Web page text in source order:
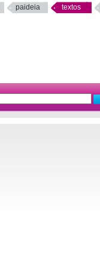
paideia textos